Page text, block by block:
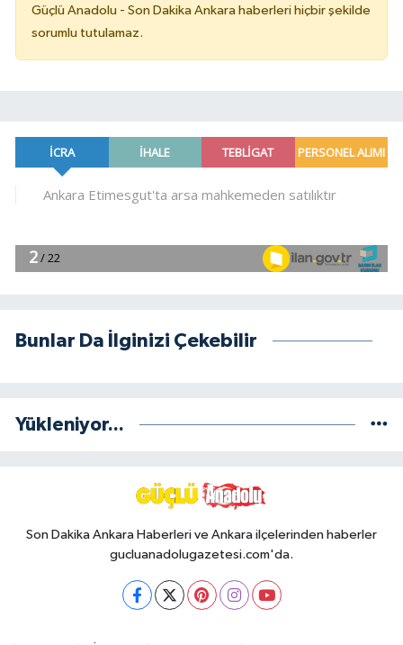
Güçlü Anadolu - Son Dakika Ankara haberleri hiçbir şekilde
sorumlu tutulamaz.
Bunlar Da İlginizi Çekebilir
Yükleniyor...
Son Dakika Ankara Haberleri ve Ankara ilçelerinden haberler
gucluanadolugazetesi.com'da.